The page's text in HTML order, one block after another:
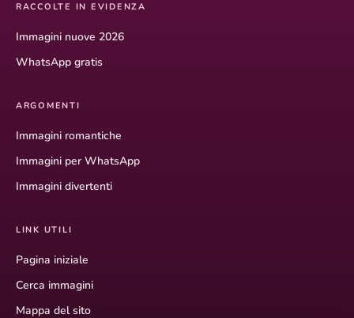
RACCOLTE IN EVIDENZA
Immagini nuove 2026
WhatsApp gratis
ARGOMENTI
Immagini romantiche
Immagini per WhatsApp
Immagini divertenti
LINK UTILI
Pagina iniziale
Cerca immagini
Mappa del sito